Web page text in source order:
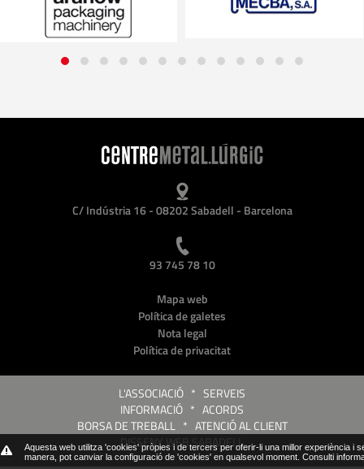
Aquesta web utilitza 'cookies' pròpies i de tercers per oferir-li una millor experiència
manera, pot canviar la configuració de 'cookies' en qualsevol moment. Consulti
C/ Indústria 16 - 08202 Sabadell - Barcelona
93 745 78 10
Mapa web
Política de galetes
Nota legal
Política de privacitat
L'ASSOCIACIÓ * SERVEIS
INFORMACIÓ * ACORDS
BORSA DE TREBALL* ATENCIÓ AL CLIENT
DISSENY WEB SABADELL